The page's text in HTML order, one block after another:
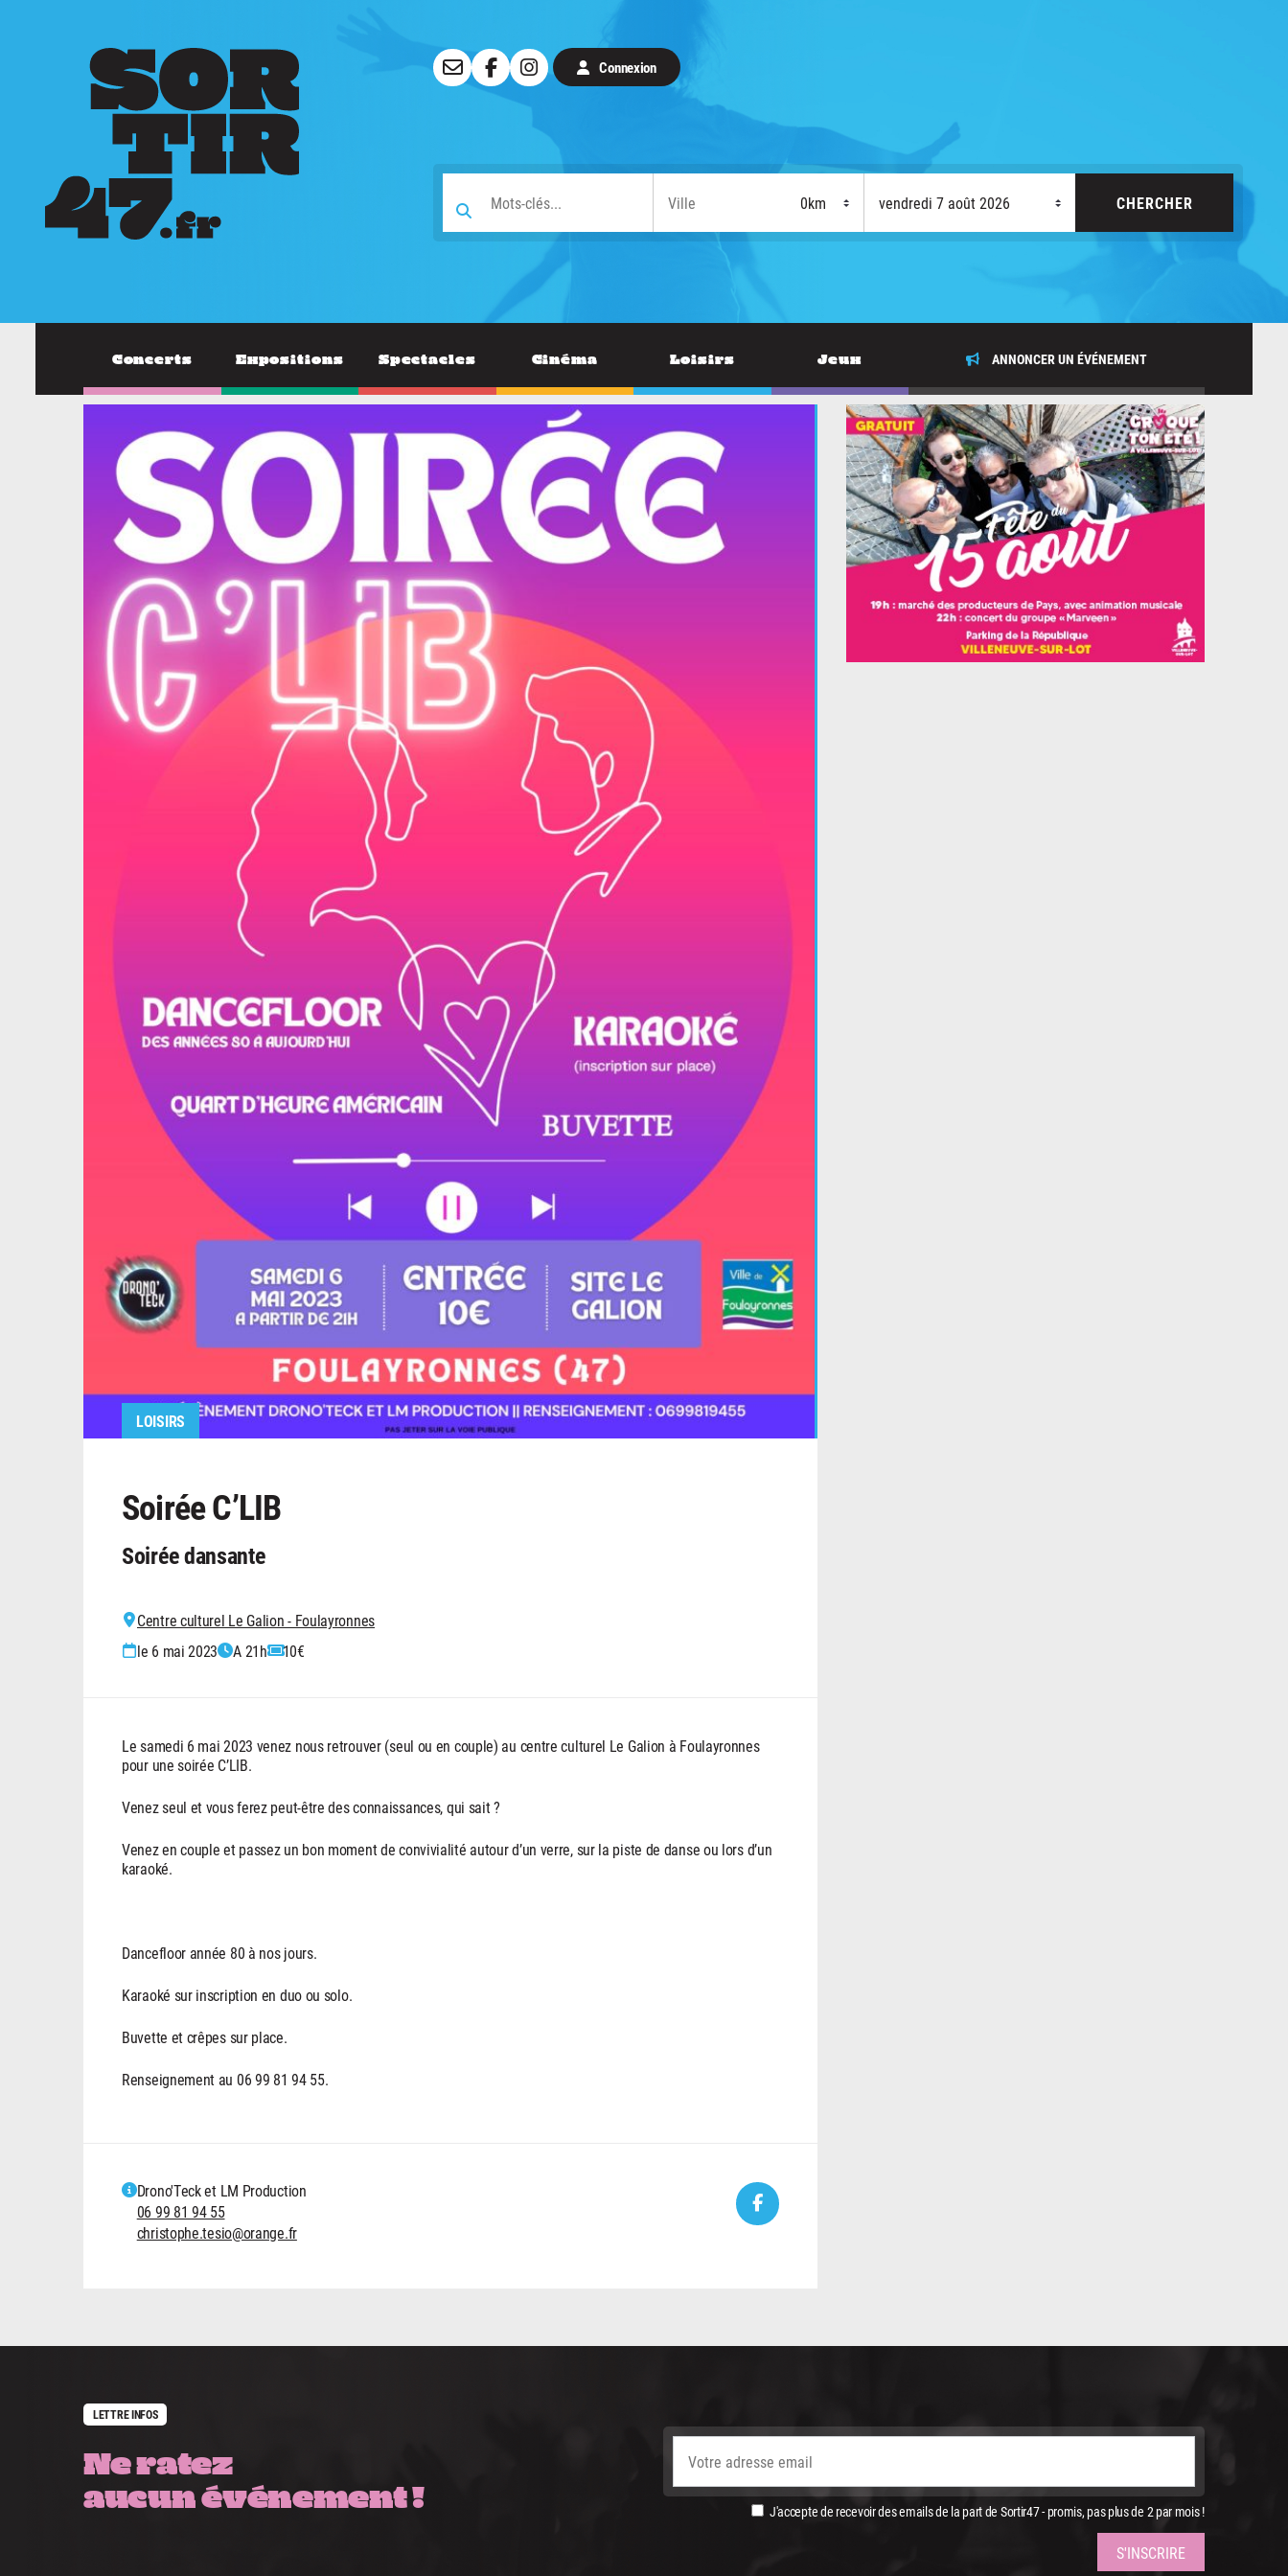
Connexion
Concerts Expositions Spectacles Cinéma Loisirs Jeux ANNONCER UN ÉVÉNEMENT
LOISIRS
Soirée C’LIB
Soirée dansante
Centre culturel Le Galion - Foulayronnes
le 6 mai 2023
A 21h 10€
Le samedi 6 mai 2023 venez nous retrouver (seul ou en couple) au centre culturel Le Galion à Foulayronnes
pour une soirée C’LIB.
Venez seul et vous ferez peut-être des connaissances, qui sait ?
Venez en couple et passez un bon moment de convivialité autour d’un verre, sur la piste de danse ou lors d’un
karaoké.
Dancefloor année 80 à nos jours.
Karaoké sur inscription en duo ou solo.
Buvette et crêpes sur place.
Renseignement au 06 99 81 94 55.
Drono'Teck et LM Production
06 99 81 94 55
christophe.tesio@orange.fr
LETTRE INFOS
Ne ratez
aucun événement !
J'accepte de recevoir des emails de la part de Sortir47 - promis, pas plus de 2 par mois !